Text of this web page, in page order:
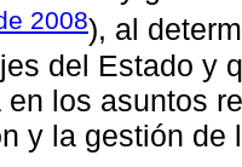
2008), al
del Estado y
en los asuntos
y la gestión de